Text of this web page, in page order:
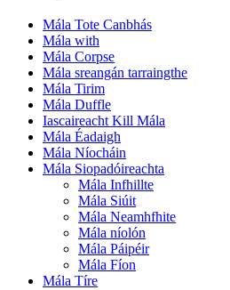
Mála Tote Canbhás
Mála with
Mála Corpse
Mála sreangán tarraingthe
Mála Tirim
Mála Duffle
Iascaireacht Kill Mála
Mála Éadaigh
Mála Níocháin
Mála Siopadóireachta
Mála Infhillte
Mála Siúit
Mála Neamhfhite
Mála níolón
Mála Páipéir
Mála Fíon
Mála Tíre